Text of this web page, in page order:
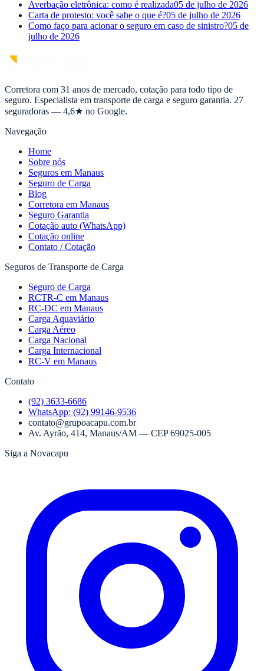
Averbação eletrônica: como é realizada05 de julho de 2026
Carta de protesto: você sabe o que é?05 de julho de 2026
Como faço para acionar o seguro em caso de sinistro?05 de
julho de 2026
Corretora com 31 anos de mercado, cotação para todo tipo de
seguro. Especialista em transporte de carga e seguro garantia. 27
seguradoras — 4,6★ no Google.
Navegação
Home
Sobre nós
Seguros em Manaus
Seguro de Carga
Blog
Corretora em Manaus
Seguro Garantia
Cotação auto (WhatsApp)
Cotação online
Contato / Cotação
Seguros de Transporte de Carga
Seguro de Carga
RCTR-C em Manaus
RC-DC em Manaus
Carga Aquaviário
Carga Aéreo
Carga Nacional
Carga Internacional
RC-V em Manaus
Contato
(92) 3633-6686
WhatsApp: (92) 99146-9536
contato@grupoacapu.com.br
Av. Ayrão, 414, Manaus/AM — CEP69025-005
Siga a Novacapu